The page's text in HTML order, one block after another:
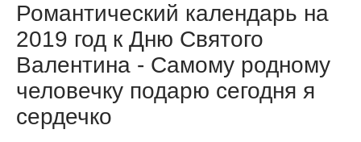
Романтический календарь на
2019 год к Дню Святого
Валентина - Самому родному
человечку подарю сегодня я
сердечко